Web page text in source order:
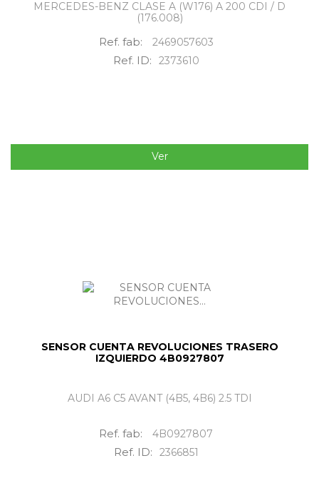
MERCEDES-BENZ CLASE A (W176) A 200 CDI / D
(176.008)
Ref. fab: 2469057603
Ref. ID: 2373610
Ver
SENSOR CUENTA REVOLUCIONES TRASERO
IZQUIERDO 4B0927807
AUDI A6 C5 AVANT (4B5, 4B6) 2.5 TDI
Ref. fab: 4B0927807
Ref. ID: 2366851